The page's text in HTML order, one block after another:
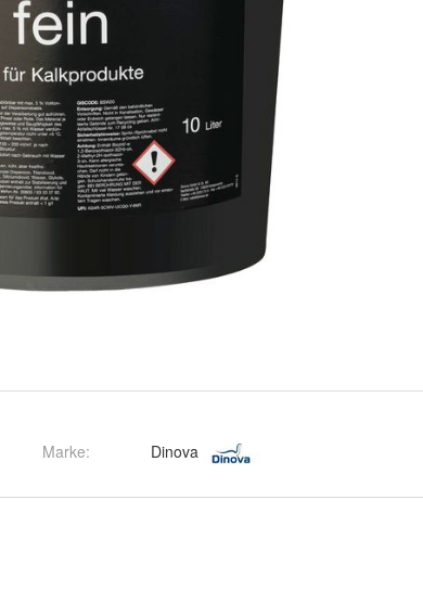
Marke: Dinova